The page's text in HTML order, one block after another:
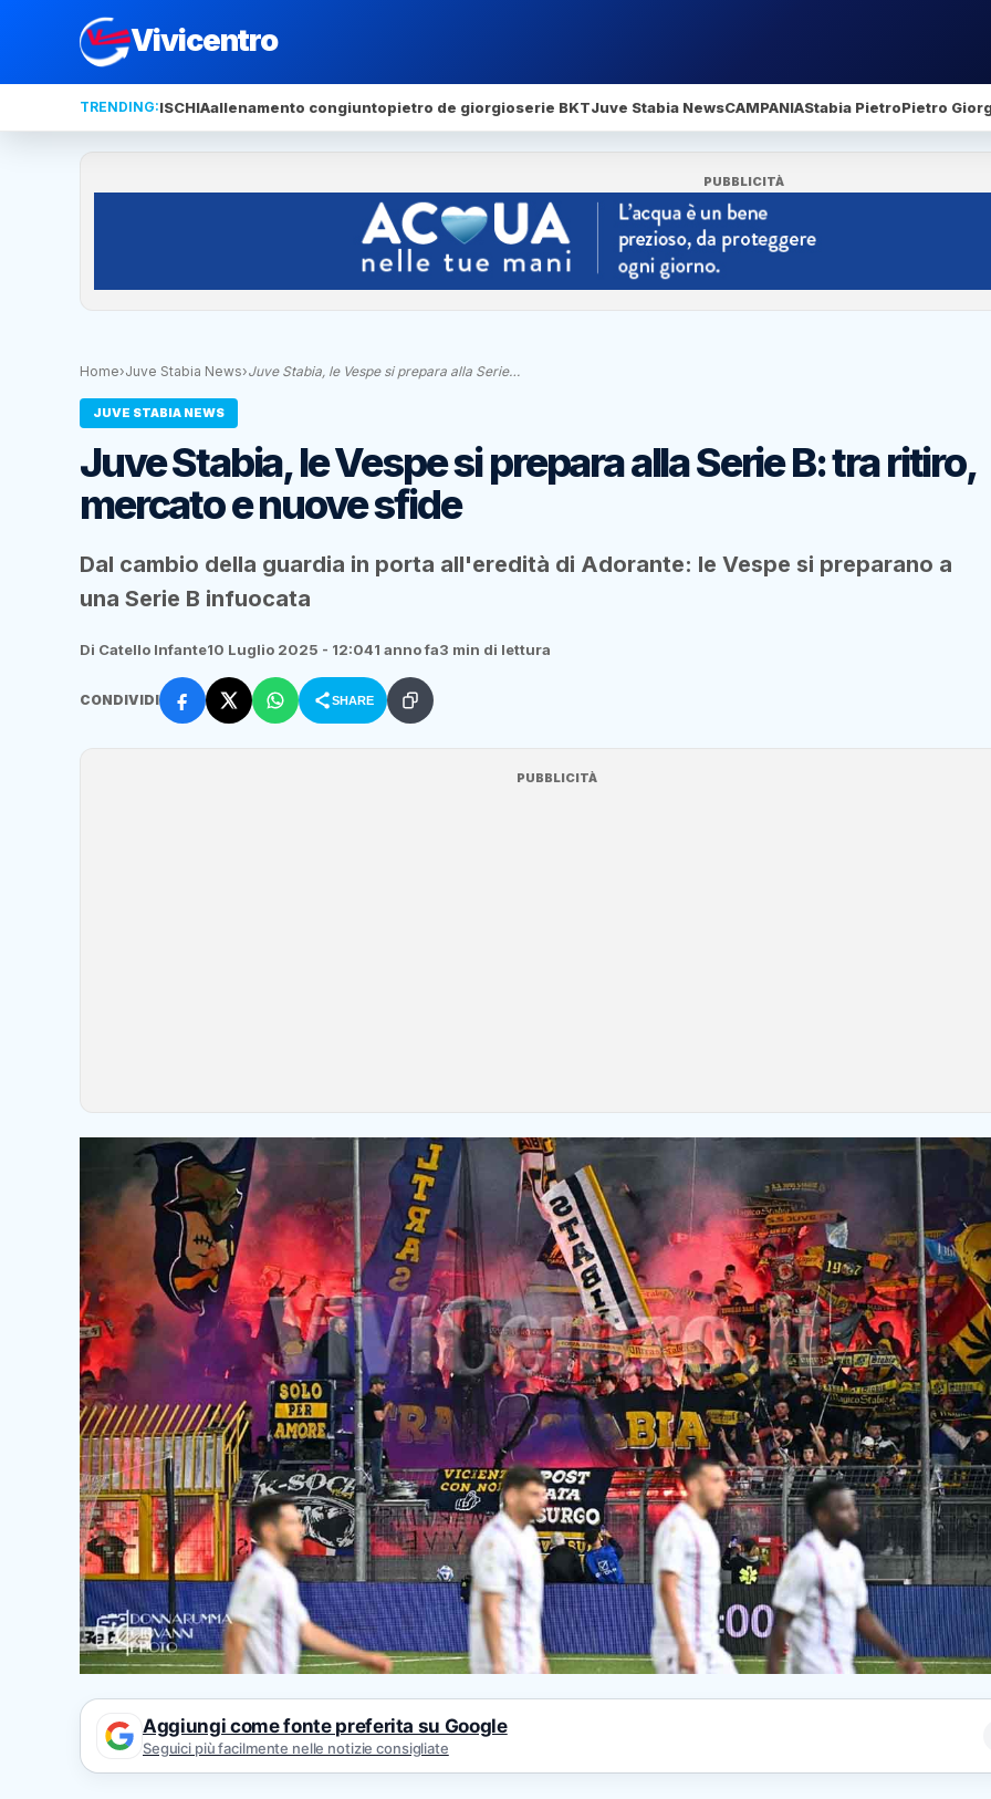
Vivicentro
TRENDING:ISCHIAallenamento congiuntopietro de giorgioserie BKTJuve Stabia NewsCAMPANIAStabia PietroPietro
PUBBLICITÀ
Home›Juve Stabia News›Juve Stabia, le Vespe si prepara alla Serie…
JUVE STABIA NEWS
Juve Stabia, le Vespe si prepara alla Serie B: tra ritiro,
mercato e nuove sfide
Dal cambio della guardia in porta all'eredità di Adorante: le Vespe si preparano a
una Serie B infuocata
Di Catello Infante10 Luglio 2025 - 12:041 anno fa3 min di lettura
CONDIVIDI SHARE
PUBBLICITÀ
Aggiungi come fonte preferita su Google
Seguici più facilmente nelle notizie consigliate